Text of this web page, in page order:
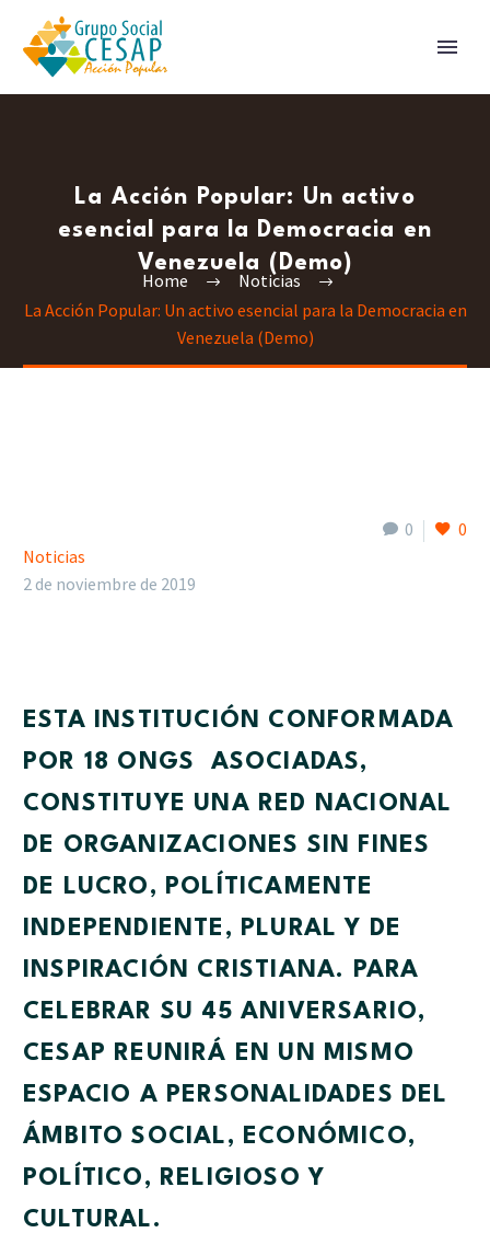
La Acción Popular: Un activo
esencial para la Democracia en
Venezuela (Demo)
Home
Noticias
La Acción Popular: Un activo esencial para la Democracia en
Venezuela (Demo)
0
0
Noticias
2 de noviembre de 2019
ESTA INSTITUCIÓN CONFORMADA
POR 18 ONGS ASOCIADAS,
CONSTITUYE UNA RED NACIONAL
DE ORGANIZACIONES SIN FINES
DE LUCRO, POLÍTICAMENTE
INDEPENDIENTE, PLURAL Y DE
INSPIRACIÓN CRISTIANA. PARA
CELEBRAR SU 45 ANIVERSARIO,
CESAP REUNIRÁ EN UN MISMO
ESPACIO A PERSONALIDADES DEL
ÁMBITO SOCIAL, ECONÓMICO,
POLÍTICO, RELIGIOSO Y
CULTURAL.